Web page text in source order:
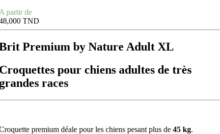
partir de
TND
Premium by Nature Adult XL
pour chiens adultes de très
races
premium déale pour les chiens pesant plus de 45 kg.